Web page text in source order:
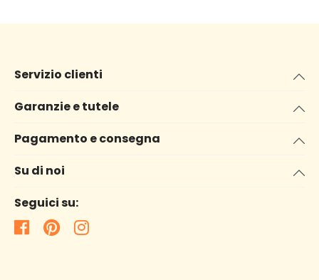
Servizio clienti
Garanzie e tutele
Pagamento e consegna
Su di noi
Seguici su: